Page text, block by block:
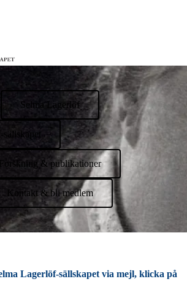
Selma Lagerlöf
Forskning & publikationer
Kontakt & bli medlem
Lagerlöf-sällskapet via mejl, klicka på